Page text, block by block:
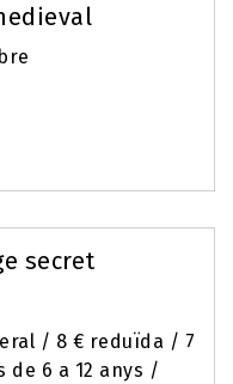
secret
/ 8 € reduïda / 7
de 6 a 12 anys /